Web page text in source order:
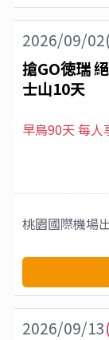
2026/09/
搶GO徳瑞
士山10天
早鳥90天 每人
桃園國際機場
2026/09/13